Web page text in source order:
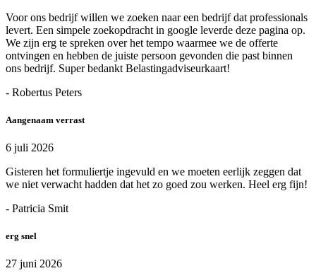
Voor ons bedrijf willen we zoeken naar een bedrijf dat professionals
levert. Een simpele zoekopdracht in google leverde deze pagina op.
We zijn erg te spreken over het tempo waarmee we de offerte
ontvingen en hebben de juiste persoon gevonden die past binnen
ons bedrijf. Super bedankt Belastingadviseurkaart!
- Robertus Peters
Aangenaam verrast
6 juli 2026
Gisteren het formuliertje ingevuld en we moeten eerlijk zeggen dat
we niet verwacht hadden dat het zo goed zou werken. Heel erg fijn!
- Patricia Smit
erg snel
27 juni 2026